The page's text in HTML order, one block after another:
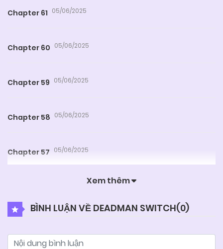
Chapter 61 05/06/2025
Chapter 60 05/06/2025
Chapter 59 05/06/2025
Chapter 58 05/06/2025
Chapter 57 05/06/2025
05/06/2025Xem thêm
BÌNH LUẬN VỀ DEADMAN SWITCH(0)